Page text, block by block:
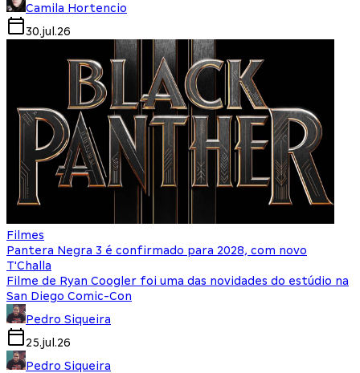
Camila Hortencio
30.jul.26
Filmes
Pantera Negra 3 é confirmado para 2028, com novo
T'Challa
Filme de Ryan Coogler foi uma das novidades do estúdio na
San Diego Comic-Con
Pedro Siqueira
25.jul.26
Pedro Siqueira